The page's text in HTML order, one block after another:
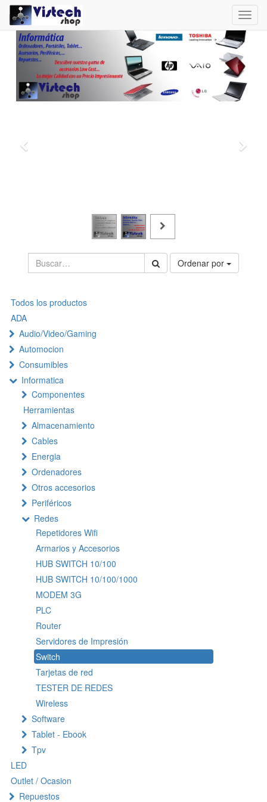
Ordenar por
Todos los productos
ADA
Audio/Video/Gaming
Automocion
Consumibles
Informatica
Componentes
Herramientas
Almacenamiento
Cables
Energia
Ordenadores
Otros accesorios
Periféricos
Redes
Repetidores Wifi
Armarios y Accesorios
HUB SWITCH 10/100
HUB SWITCH 10/100/1000
MODEM 3G
PLC
Router
Servidores de Impresión
Switch
Tarjetas de red
TESTER DE REDES
Wireless
Software
Tablet - Ebook
Tpv
LED
Outlet / Ocasion
Repuestos